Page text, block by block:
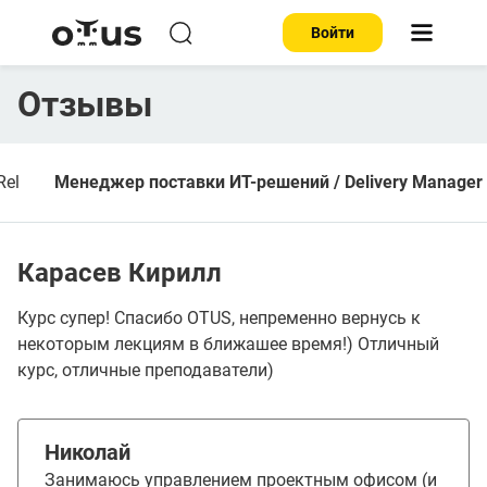
Войти
Отзывы
Менеджер поставки ИТ-решений / Delivery Manager
Карасев Кирилл
Курс супер! Спасибо OTUS, непременно вернусь к
некоторым лекциям в ближашее время!) Отличный
курс, отличные преподаватели)
Николай
Занимаюсь управлением проектным офисом (и